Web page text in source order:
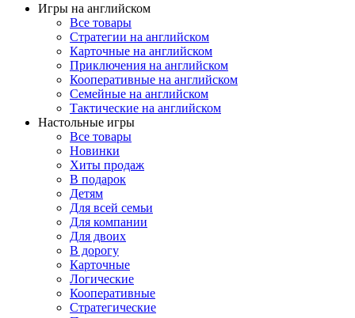
Игры на английском
Все товары
Стратегии на английском
Карточные на английском
Приключения на английском
Кооперативные на английском
Семейные на английском
Тактические на английском
Настольные игры
Все товары
Новинки
Хиты продаж
В подарок
Детям
Для всей семьи
Для компании
Для двоих
В дорогу
Карточные
Логические
Кооперативные
Стратегические